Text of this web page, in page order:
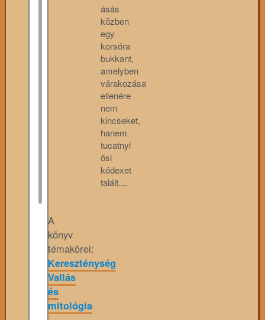
ásás
közben
egy
korsóra
bukkant,
amelyben
várakozása
ellenére
nem
kincseket,
hanem
tucatnyi
ősi
kódexet
talált....
A
könyv
témakörei:
Kereszténység
Vallás
és
mitológia